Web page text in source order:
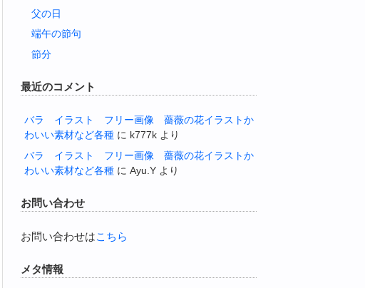
父の日
端午の節句
節分
最近のコメント
バラ イラスト フリー画像 薔薇の花イラストか
わいい素材など各種 に k777k より
バラ イラスト フリー画像 薔薇の花イラストか
わいい素材など各種 に Ayu.Y より
お問い合わせ
お問い合わせはこちら
メタ情報